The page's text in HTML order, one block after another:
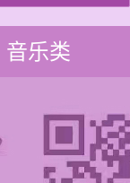
音乐类